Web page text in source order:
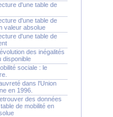
d'une table de
d'une table de
valeur absolue
d'une table de
des inégalités
disponible
sociale : le
dans l'Union
en 1996.
des données
de mobilité en